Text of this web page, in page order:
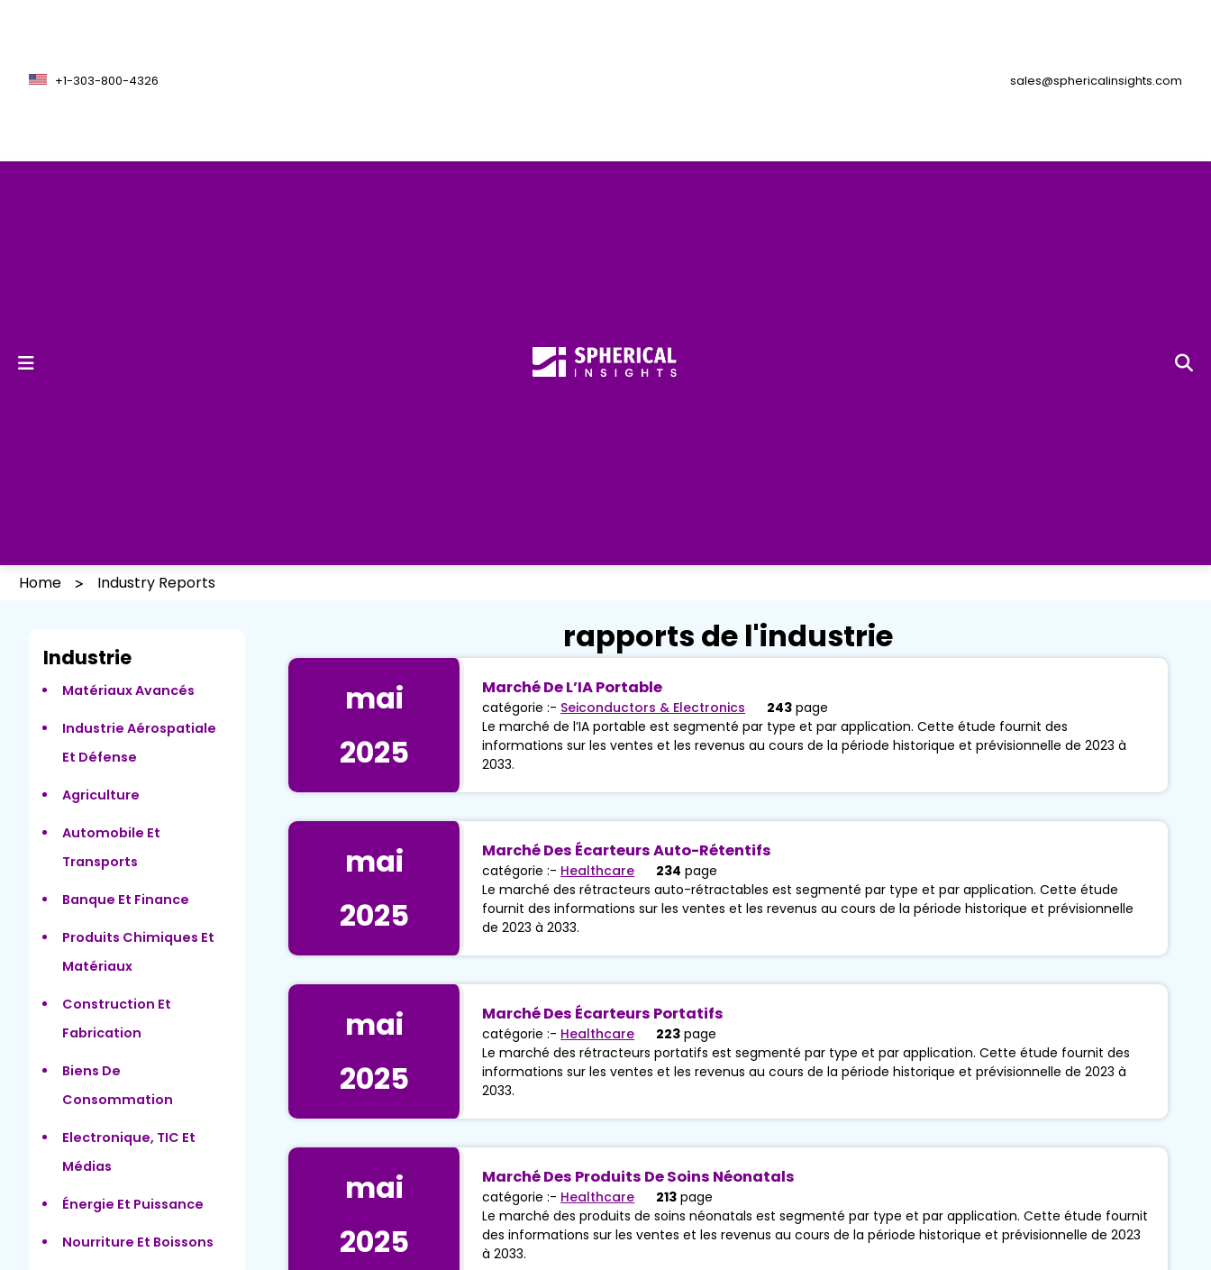
+1-303-800-4326 sales@sphericalinsights.com
Home Industry Reports
Industrie
Matériaux Avancés
Industrie Aérospatiale
Et Défense
Agriculture
Automobile Et
Transports
Banque Et Finance
Produits Chimiques Et
Matériaux
Construction Et
Fabrication
Biens De
Consommation
Electronique, TIC Et
Médias
Énergie Et Puissance
Nourriture Et Boissons
rapports de l'industrie
mai
2025
Marché De L’IA Portable
catégorie :- Seiconductors & Electronics 243 page
Le marché de l’IA portable est segmenté par type et par application. Cette étude fournit des
informations sur les ventes et les revenus au cours de la période historique et prévisionnelle de 2023 à
2033.
mai
2025
Marché Des Écarteurs Auto-Rétentifs
catégorie :- Healthcare 234 page
Le marché des rétracteurs auto-rétractables est segmenté par type et par application. Cette étude
fournit des informations sur les ventes et les revenus au cours de la période historique et prévisionnelle
de 2023 à 2033.
mai
2025
Marché Des Écarteurs Portatifs
catégorie :- Healthcare 223 page
Le marché des rétracteurs portatifs est segmenté par type et par application. Cette étude fournit des
informations sur les ventes et les revenus au cours de la période historique et prévisionnelle de 2023 à
2033.
mai
2025
Marché Des Produits De Soins Néonatals
catégorie :- Healthcare 213 page
Le marché des produits de soins néonatals est segmenté par type et par application. Cette étude fournit
des informations sur les ventes et les revenus au cours de la période historique et prévisionnelle de 2023
à 2033.